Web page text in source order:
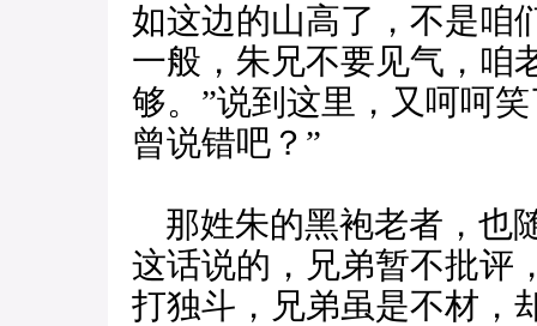
如这边的山高了，不是咱
一般，朱兄不要见气，咱
够。”说到这里，又呵呵
曾说错吧？”
那姓朱的黑袍老者，也
这话说的，兄弟暂不批评
打独斗，兄弟虽是不材，